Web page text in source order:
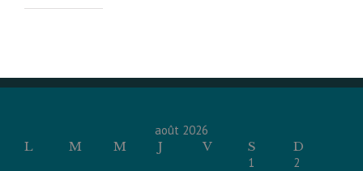
août 2026
L
M M J V S
D
1
2